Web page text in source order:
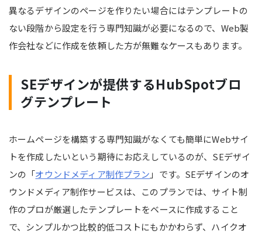
異なるデザインのページを作りたい場合にはテンプレートの
ない段階から設定を行う専門知識が必要になるので、Web製
作会社などに作成を依頼した方が無難なケースもあります。
SEデザインが提供するHubSpotブロ
グテンプレート
ホームページを構築する専門知識がなくても簡単にWebサイ
トを作成したいという期待にお応えしているのが、SEデザイ
ンの「オウンドメディア制作プラン 」です。SEデザインのオ
ウンドメディア制作サービスは、このプランでは、サイト制
作のプロが厳選したテンプレートをベースに作成すること
で、シンプルかつ比較的低コストにもかかわらず、ハイクオ